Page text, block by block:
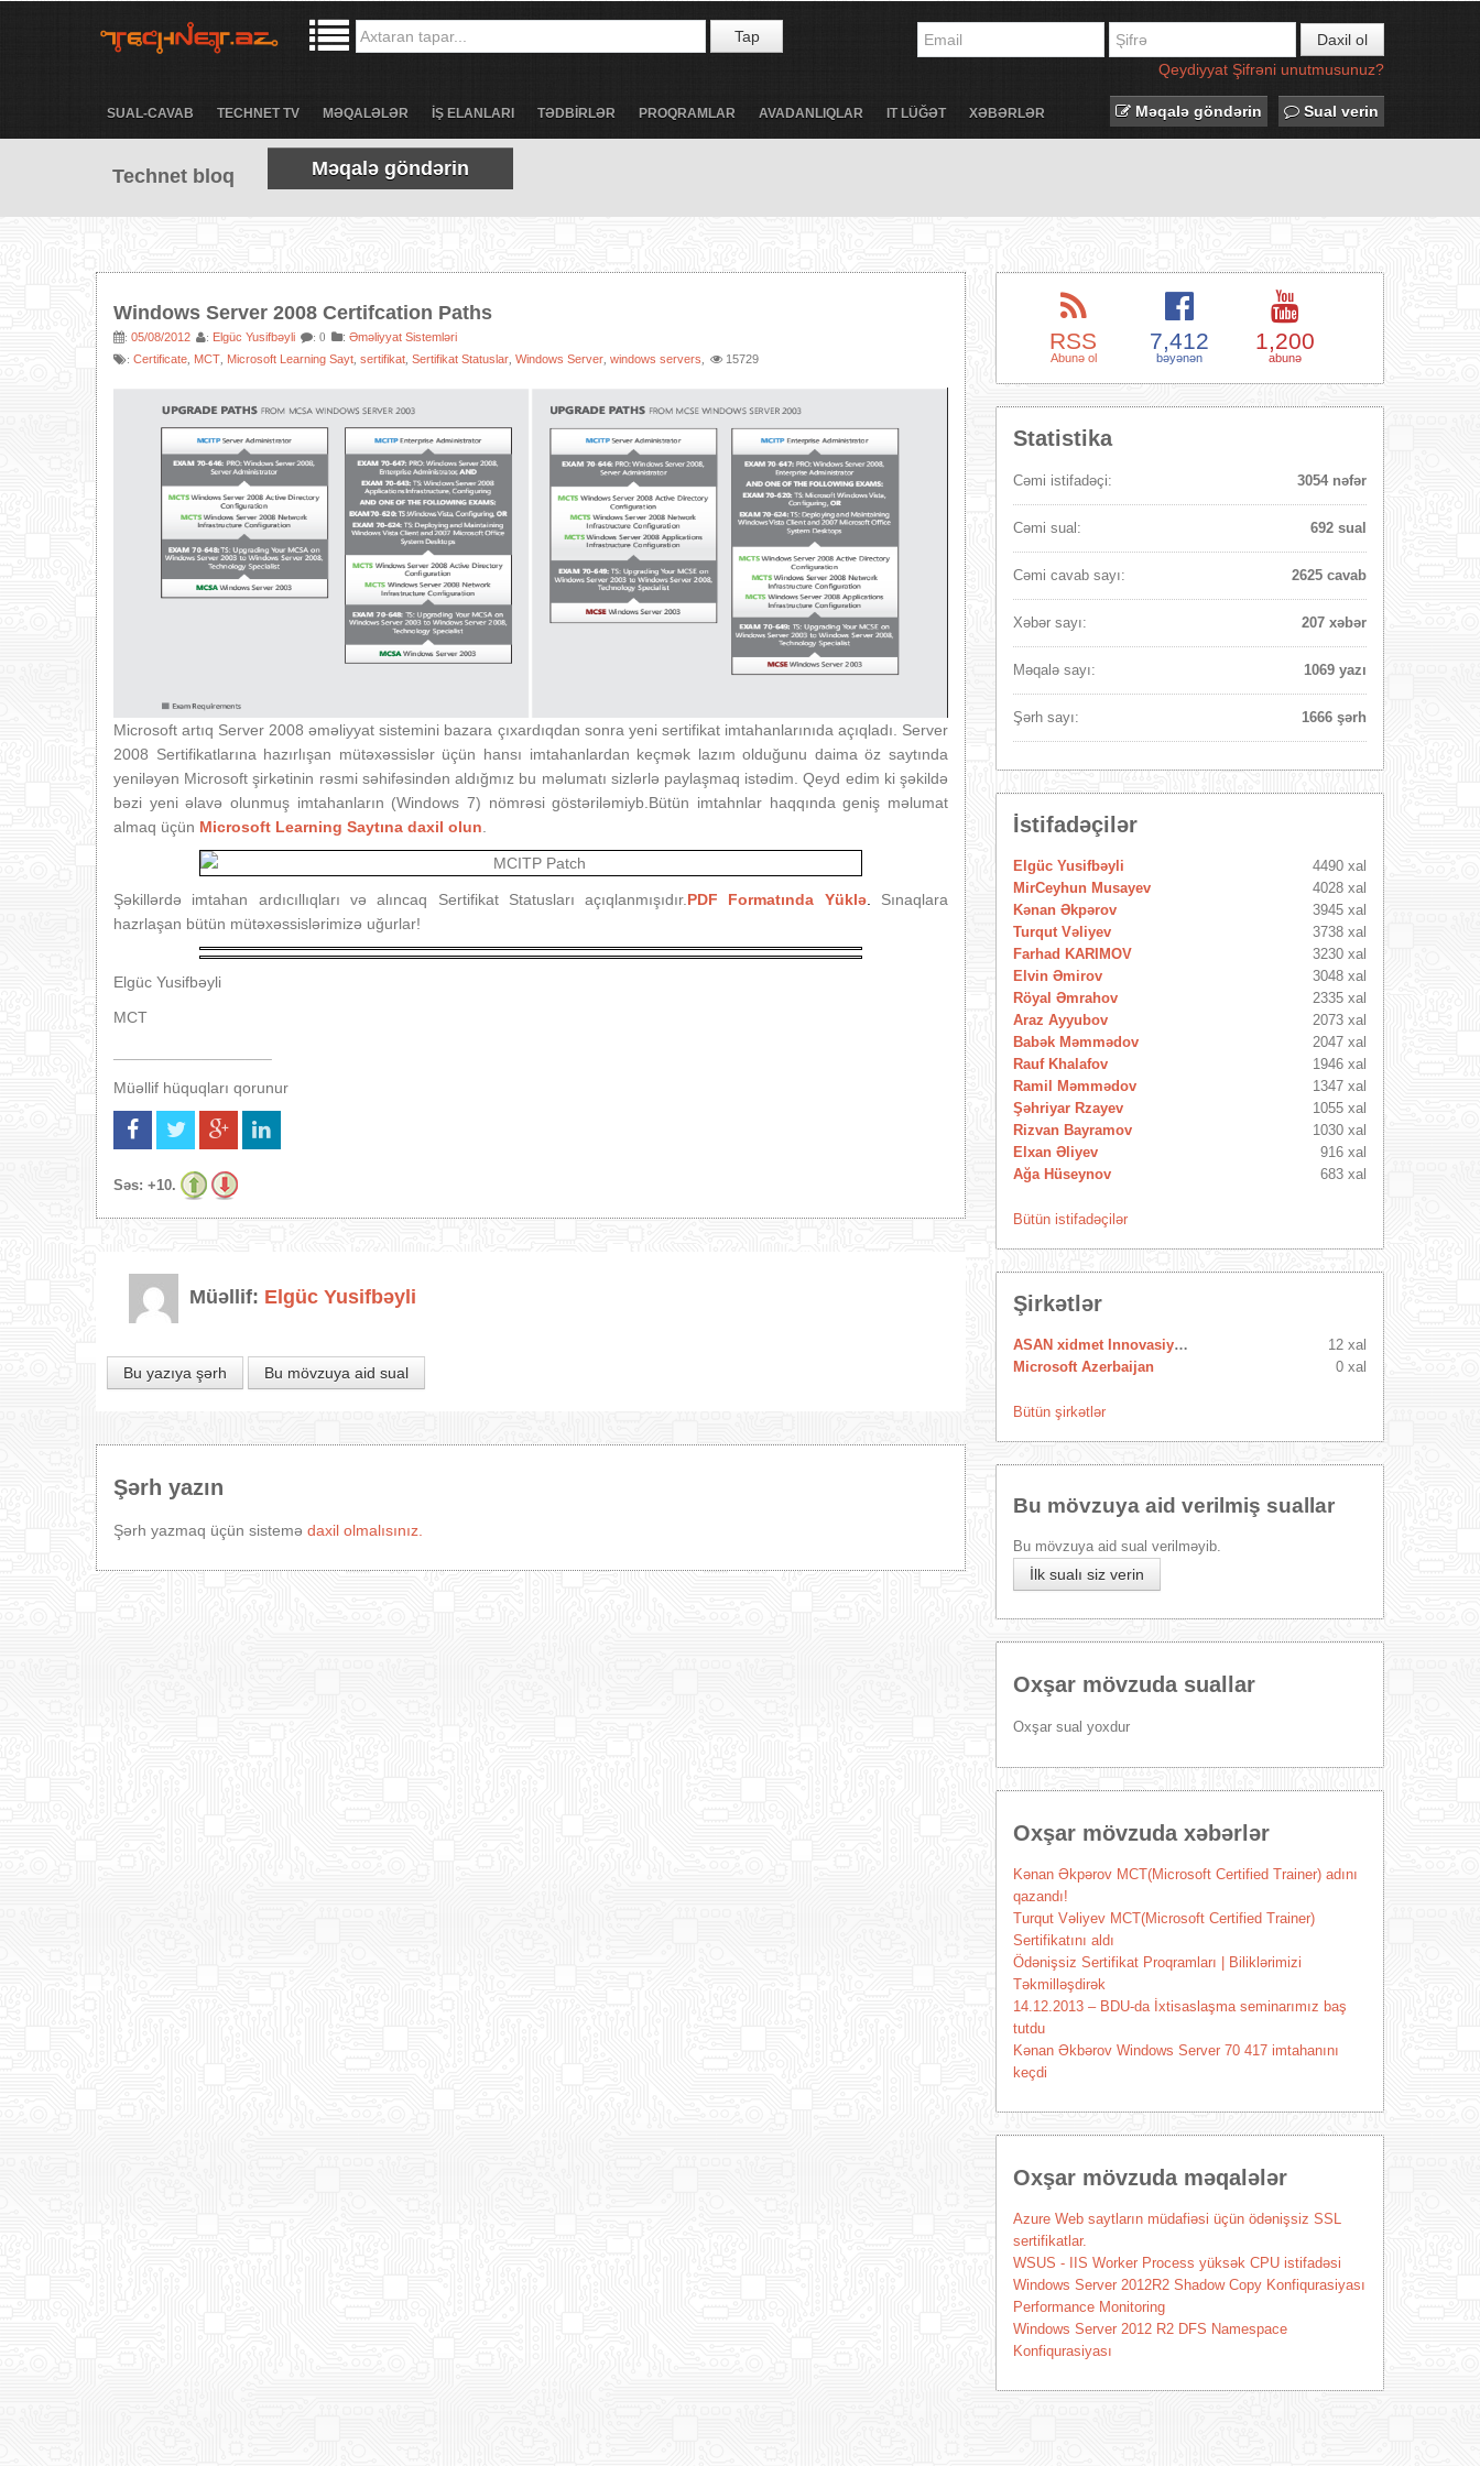
Tap
Daxil ol
Qeydiyyat Şifrəni unutmusunuz?
SUAL-CAVAB TECHNET TV MƏQALƏLƏR İŞ ELANLARI TƏDBİRLƏR PROQRAMLAR AVADANLIQLAR IT LÜĞƏT XƏBƏRLƏR Məqalə göndərin Sual verin
Technet bloq Məqalə göndərin
Windows Server 2008 Certifcation Paths
: 05/08/2012 : Elgüc Yusifbəyli : 0 : Əməliyyat Sistemləri
: Certificate MCT Microsoft Learning Sayt sertifikat Sertifikat Statuslar Windows Server windows servers 15729
Microsoft artıq Server 2008 əməliyyat sistemini bazara çıxardıqdan sonra yeni sertifikat imtahanlarınıda açıqladı. Server
2008 Sertifikatlarına hazırlışan mütəxəssislər üçün hansı imtahanlardan keçmək lazım olduğunu daima öz saytında
yeniləyən Microsoft şirkətinin rəsmi səhifəsindən aldığmız bu məlumatı sizlərlə paylaşmaq istədim. Qeyd edim ki şəkildə
bəzi yeni əlavə olunmuş imtahanların (Windows 7) nömrəsi göstəriləmiyb.Bütün imtahnlar haqqında geniş məlumat
almaq üçün Microsoft Learning Saytına daxil olun
Şəkillərdə imtahan ardıcıllıqları və alıncaq Sertifikat Statusları açıqlanmışıdır. PDF Formatında Yüklə.
Sınaqlara
hazrlaşan bütün mütəxəssislərimizə uğurlar!
Elgüc Yusifbəyli
MCT
Müəllif hüquqları qorunur
Səs: +10.
Müəllif: Elgüc Yusifbəyli
Bu yazıya şərh Bu mövzuya aid sual
Şərh yazın
Şərh yazmaq üçün sistemə daxil olmalısınız.
RSS
Abunə ol
7,412
bəyənən
1,200
abunə
Statistika
Cəmi istifadəçi: 3054 nəfər
Cəmi sual: 692 sual
Cəmi cavab sayı: 2625 cavab
Xəbər sayı: 207 xəbər
Məqalə sayı: 1069 yazı
Şərh sayı: 1666 şərh
İstifadəçilər
Elgüc Yusifbəyli
4490 xal
MirCeyhun Musayev
4028 xal
Kənan Əkpərov
3945 xal
Turqut Vəliyev
3738 xal
Farhad KARIMOV
3230 xal
Elvin Əmirov
3048 xal
Röyal Əmrahov
2335 xal
Araz Ayyubov
2073 xal
Babək Məmmədov
2047 xal
Rauf Khalafov
1946 xal
Ramil Məmmədov
1347 xal
Şəhriyar Rzayev
1055 xal
Rizvan Bayramov
1030 xal
Elxan Əliyev
916 xal
Ağa Hüseynov
683 xal
Bütün istifadəçilər
Şirkətlər
ASAN xidmet Innovasiya Mərkəzi
12 xal
Microsoft Azerbaijan
0 xal
Bütün şirkətlər
Bu mövzuya aid verilmiş suallar
Bu mövzuya aid sual verilməyib.
İlk sualı siz verin
Oxşar mövzuda suallar
Oxşar sual yoxdur
Oxşar mövzuda xəbərlər
Kənan Əkpərov MCT(Microsoft Certified Trainer) adını
qazandı!
Turqut Vəliyev MCT(Microsoft Certified Trainer)
Sertifikatını aldı
Ödənişsiz Sertifikat Proqramları | Biliklərimizi
Təkmilləşdirək
14.12.2013 – BDU-da İxtisaslaşma seminarımız baş
tutdu
Kənan Əkbərov Windows Server 70 417 imtahanını
keçdi
Oxşar mövzuda məqalələr
Azure Web saytların müdafiəsi üçün ödənişsiz SSL
sertifikatlar.
WSUS - IIS Worker Process yüksək CPU istifadəsi
Windows Server 2012R2 Shadow Copy Konfiqurasiyası
Performance Monitoring
Windows Server 2012 R2 DFS Namespace
Konfiqurasiyası